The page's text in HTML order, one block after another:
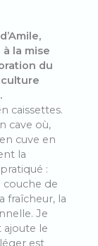
la mise
du
caissettes.
cave où,
cuve en
la
:
couche de
fraîcheur, la
Je
ajoute le
est